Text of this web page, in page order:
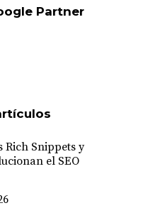
Partner
Rich Snippets y
el SEO